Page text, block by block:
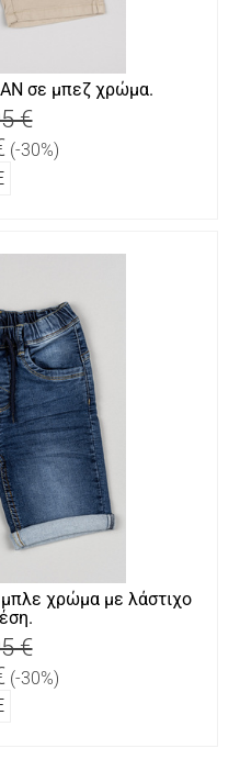
σε μπεζ χρώμα.
€
(-30%)
χρώμα με λάστιχο
€
(-30%)